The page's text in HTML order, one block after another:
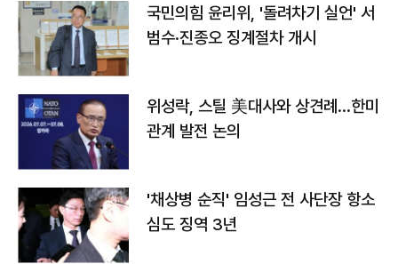
국민의힘 윤리위, '돌려차기 실언' 서
범수·진종오 징계절차 개시
위성락, 스틸 美대사와 상견례…한미
관계 발전 논의
'채상병 순직' 임성근 전 사단장 항소
심도 징역 3년